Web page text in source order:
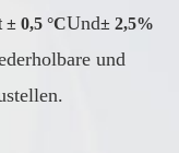
0,5 °CUnd± 2,5%
und